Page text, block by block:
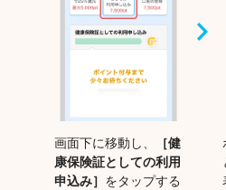
画面下に移動し、
［健
康保険証としての利用
申込み］ をタップする